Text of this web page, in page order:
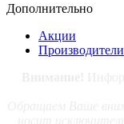
Дополнительно
Акции
Производители